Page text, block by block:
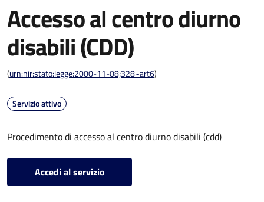
Accesso al centro diurno
disabili (CDD)
(urn:nir:stato:legge:2000-11-08;328~art6)
Servizio attivo
Procedimento di accesso al centro diurno disabili (cdd)
Accedi al servizio